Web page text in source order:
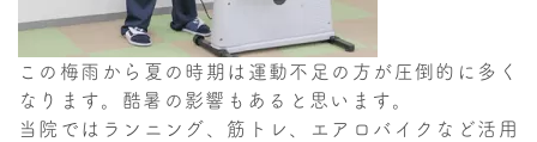
この梅雨から夏の時期は運動不足の方が圧倒的に多く
なります。酷暑の影響もあると思います。
当院ではランニング、筋トレ、エアロバイクなど活用